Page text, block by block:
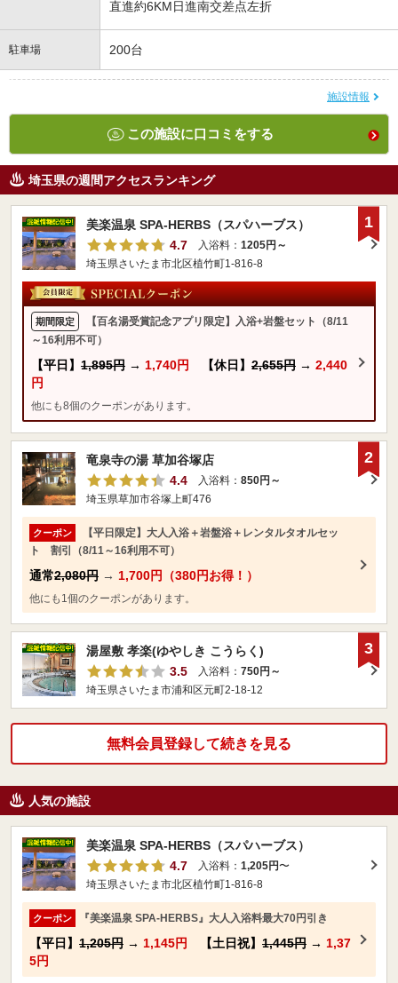
直進約6KM日進南交差点左折
駐車場 200台
施設情報
この施設に口コミをする
埼玉県の週間アクセスランキング
美楽温泉 SPA-HERBS（スパハーブス）
4.7
入浴料： 1205円～
埼玉県さいたま市北区植竹町1-816-8
期間限定
【百名湯受賞記念アプリ限定】入浴+岩盤セット（8/11
～16利用不可）
【平日】 1,895円 → 1,740円 【休日】 2,655円 → 2,440
円
他にも8個のクーポンがあります。
1
竜泉寺の湯 草加谷塚店
4.4
入浴料： 850円～
埼玉県草加市谷塚上町476
クーポン
【平日限定】大人入浴＋岩盤浴＋レンタルタオルセッ
ト 割引（8/11～16利用不可）
通常2,080円 → 1,700円（380円お得！）
他にも1個のクーポンがあります。
2
湯屋敷 孝楽(ゆやしき こうらく)
3.5
入浴料： 750円～
埼玉県さいたま市浦和区元町2-18-12
3
無料会員登録して続きを見る
人気の施設
美楽温泉 SPA-HERBS（スパハーブス）
4.7
入浴料： 1,205円〜
埼玉県さいたま市北区植竹町1-816-8
クーポン 『美楽温泉 SPA-HERBS』大人入浴料最大70円引き
【平日】 1,205円 → 1,145円 【土日祝】 1,445円 → 1,37
5円